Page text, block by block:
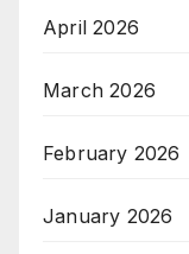
April 2026
March 2026
February 2026
January 2026